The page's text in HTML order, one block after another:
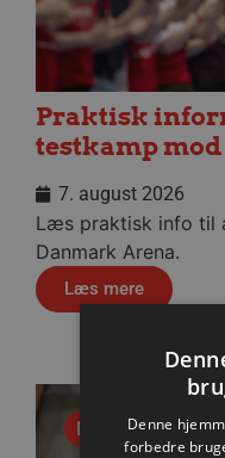
Praktisk
testkamp
7. august 2026
Læs praktisk info til
Danmark Arena.
Læs mere
NyhedDenne
forbedre